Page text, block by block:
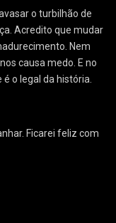
o turbilhão de
Acredito que mudar
Nem
causa medo. E no
o legal da história.
Ficarei feliz com